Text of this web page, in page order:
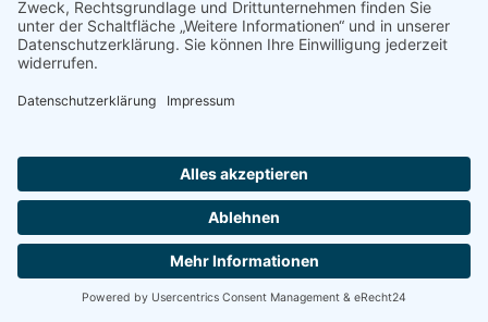
im Pfarrsaal Zwölf Apostel
Ort:
2026 Pfarreiengemeinschaft Heilig Geist und Zwölf
Apostel | Impressum| Datenschutzerklärung